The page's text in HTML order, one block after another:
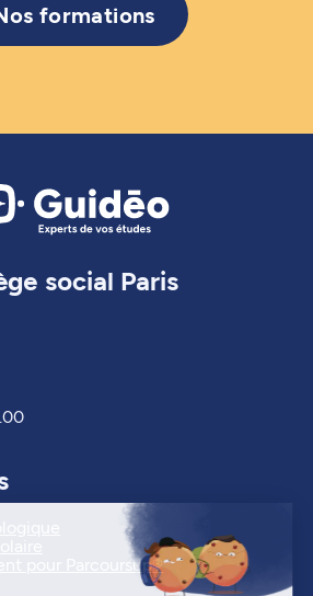
formations
social Paris
pour Parcoursup®